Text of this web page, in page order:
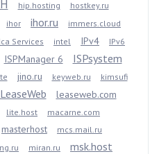
hip.hosting
hostkey.ru
ihor ihor.ru immers.cloud
Services intel IPv4 IPv6
ISPManager 6 ISPsystem
jino.ru keyweb.ru
kimsufi
LeaseWeb
leaseweb.com
lite.host
macarne.com
masterhost
mcs.mail.ru
miran.ru
msk.host